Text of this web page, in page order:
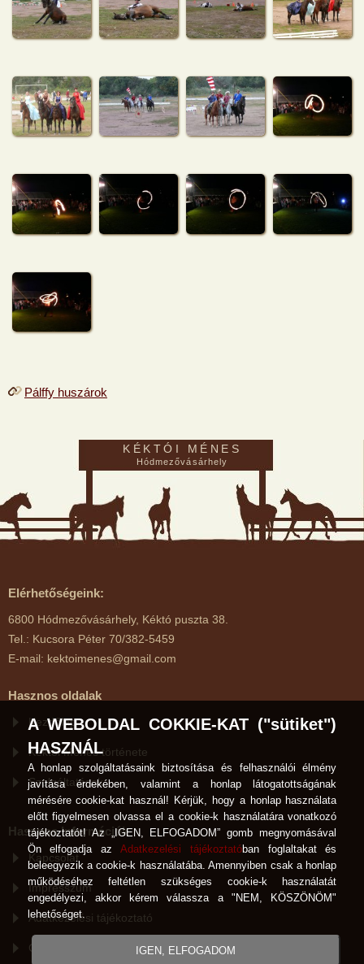
Pálffy huszárok
KÉKTÓI MÉNES
Hódmezővásárhely
Elérhetőségeink:
6800 Hódmezővásárhely, Kéktó puszta 38.
Tel.: Kucsora Péter 70/382-5459
E-mail: kektoimenes@gmail.com
Hasznos oldalak
Kezdőlap
Kéktói Ménes története
Szolgáltatások
Hasznos Információk
Kapcsolat
Impresszum
Adatkezelési tájékoztató
Cookie-k használata
A WEBOLDAL COKKIE-KAT ("sütiket")
HASZNÁL
A honlap szolgáltatásaink biztosítása és felhasználói élmény
javítása érdekében, valamint a honlap látogatottságának
mérésére cookie-kat használ! Kérjük, hogy a honlap használata
előtt figyelmesen olvassa el a cookie-k használatára vonatkozó
tájékoztatót! Az „IGEN, ELFOGADOM” gomb megnyomásával
Ön elfogadja az Adatkezelési tájékoztatóban foglaltakat és
beleegyezik a cookie-k használatába. Amennyiben csak a honlap
működéséhez feltétlen szükséges cookie-k használatát
engedélyezi, akkor kérem válassza a "NEM, KÖSZÖNÖM"
lehetőséget.
IGEN, ELFOGADOM